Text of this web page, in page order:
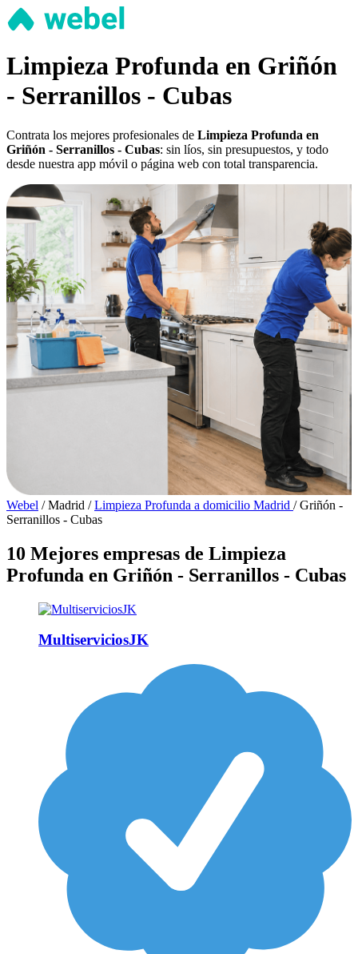
Limpieza Profunda en Griñón
- Serranillos - Cubas
Contrata los mejores profesionales de Limpieza Profunda en
Griñón - Serranillos - Cubas: sin líos, sin presupuestos, y todo
desde nuestra app móvil o página web con total transparencia.
Webel / Madrid / Limpieza Profunda a domicilio Madrid / Griñón -
Serranillos - Cubas
10 Mejores empresas de Limpieza
Profunda en Griñón - Serranillos - Cubas
MultiserviciosJK